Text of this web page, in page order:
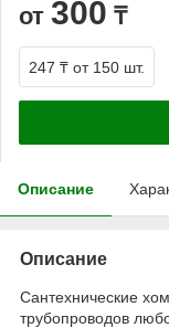
от 300 ₸
247 ₸ от 150 шт.
Описание
Описание
Сантехнические
трубопроводов